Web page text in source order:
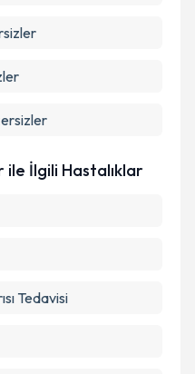
İlgili Hastalıklar
Tedavisi